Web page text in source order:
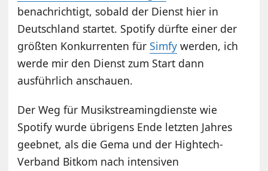
benachrichtigt, sobald der Dienst hier in
Deutschland startet. Spotify dürfte einer der
größten Konkurrenten fürSimfy werden, ich
werde mir den Dienst zum Start dann
ausführlich anschauen.
Der Weg für Musikstreamingdienste wie
Spotify wurde übrigens Ende letzten Jahres
geebnet, als die Gema und der Hightech-
Verband Bitkom nach intensiven